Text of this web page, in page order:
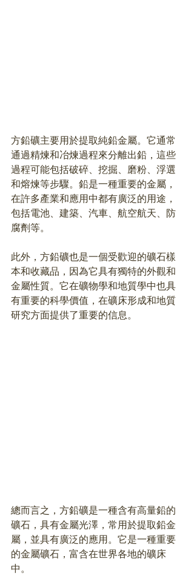
方鉛礦主要用於提取純鉛金屬。它通常
通過精煉和冶煉過程來分離出鉛，這些
過程可能包括破碎、挖掘、磨粉、浮選
和熔煉等步驟。鉛是一種重要的金屬，
在許多產業和應用中都有廣泛的用途，
包括電池、建築、汽車、航空航天、防
腐劑等。
此外，方鉛礦也是一個受歡迎的礦石樣
本和收藏品，因為它具有獨特的外觀和
金屬性質。它在礦物學和地質學中也具
有重要的科學價值，在礦床形成和地質
研究方面提供了重要的信息。
總而言之，方鉛礦是一種含有高量鉛的
礦石，具有金屬光澤，常用於提取鉛金
屬，並具有廣泛的應用。它是一種重要
的金屬礦石，富含在世界各地的礦床
中。